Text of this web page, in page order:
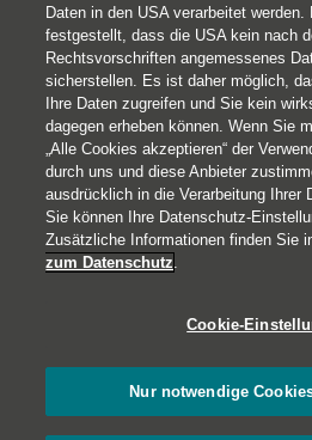
© 2026 Helvetia Versicherungen AG
Hoher Markt 10-11
1010 Wien
+43 50 222-1000
Impressum
Rechtliche Hinweise
Daten in den USA verarbeitet werden.
festgestellt, dass die USA kein nach
Rechtsvorschriften angemessenes
sicherstellen. Es ist daher möglich,
Ihre Daten zugreifen und Sie kein
dagegen erheben können. Wenn Sie
„Alle Cookies akzeptieren“ der
durch uns und diese Anbieter
ausdrücklich in die Verarbeitung Ihrer
Sie können Ihre Datenschutz-
Zusätzliche Informationen finden Sie
zum Datenschutz.
Cookie-
Nur notwendige